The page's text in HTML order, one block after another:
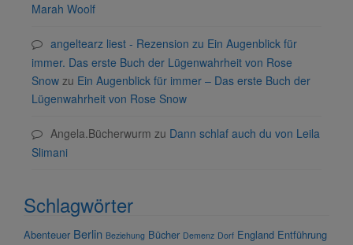
Marah Woolf
angeltearz liest - Rezension zu Ein Augenblick für
immer. Das erste Buch der Lügenwahrheit von Rose
Snow zu Ein Augenblick für immer – Das erste Buch der
Lügenwahrheit von Rose Snow
Angela.Bücherwurm zu Dann schlaf auch du von Leila
Slimani
Schlagwörter
Abenteuer Berlin Beziehung Bücher Demenz Dorf England Entführung